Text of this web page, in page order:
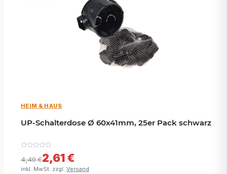
HEIM & HAUS
UP-Schalterdose Ø 60x41mm, 25er Pack schwarz
4,49 €2,61 €
inkl. MwSt. zzgl. Versand